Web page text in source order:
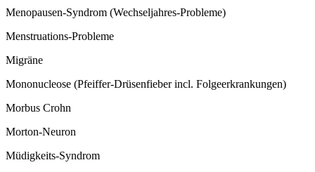
Menopausen-Syndrom (Wechseljahres-Probleme)
Menstruations-Probleme
Migräne
Mononucleose (Pfeiffer-Drüsenfieber incl. Folgeerkrankungen)
Morbus Crohn
Morton-Neuron
Müdigkeits-Syndrom